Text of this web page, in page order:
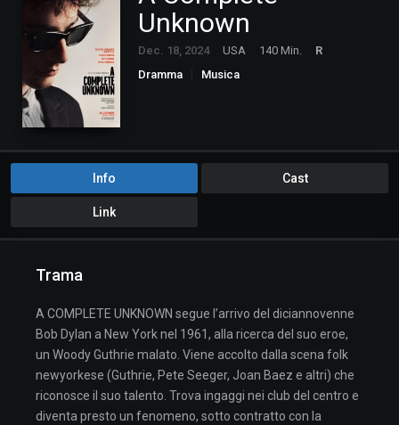
Unknown
Dec. 18, 2024 USA 140 Min.
R
Dramma
Musica
Info Cast
Link
Trama
A COMPLETE UNKNOWN segue l’arrivo del diciannovenne
Bob Dylan a New York nel 1961, alla ricerca del suo eroe,
un Woody Guthrie malato. Viene accolto dalla scena folk
newyorkese (Guthrie, Pete Seeger, Joan Baez e altri) che
riconosce il suo talento. Trova ingaggi nei club del centro e
diventa presto un fenomeno, sotto contratto con la